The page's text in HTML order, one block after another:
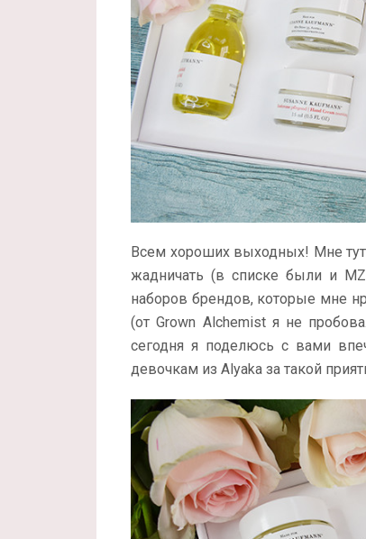
Всем хороших выходных! Мне
жадничать (в списке были и
наборов брендов, которые мне
(от Grown Alchemist я не
сегодня я поделюсь с вами
девочкам из Alyaka за такой